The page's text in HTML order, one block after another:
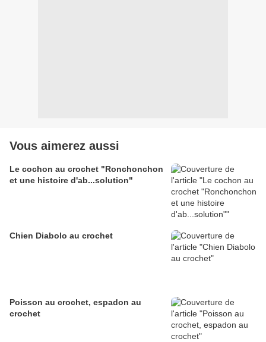
Vous aimerez aussi
Le cochon au crochet "Ronchonchon
et une histoire d'ab...solution"
Chien Diabolo au crochet
Poisson au crochet, espadon au
crochet